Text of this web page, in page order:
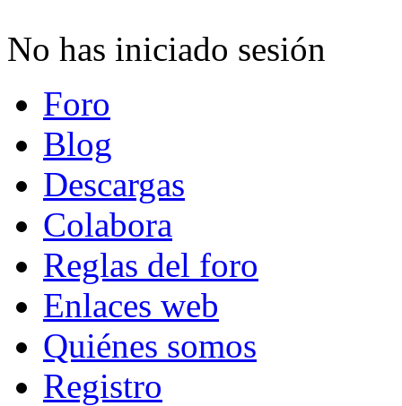
No has iniciado sesión
Foro
Blog
Descargas
Colabora
Reglas del foro
Enlaces web
Quiénes somos
Registro